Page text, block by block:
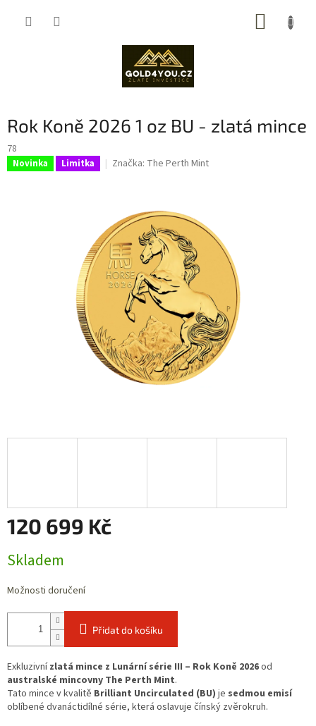
Rok Koně 2026 1 oz BU - zlatá mince
78
Novinka Limitka Značka: The Perth Mint
120 699 Kč
cena:
Skladem
Možnosti doručení
Přidat do košíku
Exkluzivnízlatá mince z Lunární série III – Rok Koně 2026od
australské mincovny The Perth Mint.
Tato mince v kvalitě Brilliant Uncirculated (BU) je sedmou emisí
oblíbené dvanáctidílné série, která oslavuje čínský zvěrokruh.